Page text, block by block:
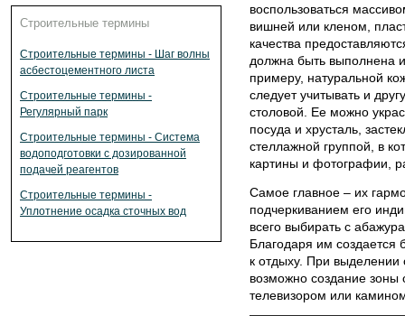
Строительные термины
Строительные термины - Шаг волны
асбестоцементного листа
Строительные термины -
Регулярный парк
Строительные термины - Система
водоподготовки с дозированной
подачей реагентов
Строительные термины -
Уплотнение осадка сточных вод
воспользоваться
вишней или кленом,
качества
должна быть выполнена
примеру, натуральной
следует учитывать и
столовой. Ее можно
посуда и хрусталь,
стеллажной группой, в
картины и фотографии,
Самое главное – их
подчеркиванием его
всего выбирать с
Благодаря им создается
к отдыху. При выделении
возможно создание зоны
телевизором или